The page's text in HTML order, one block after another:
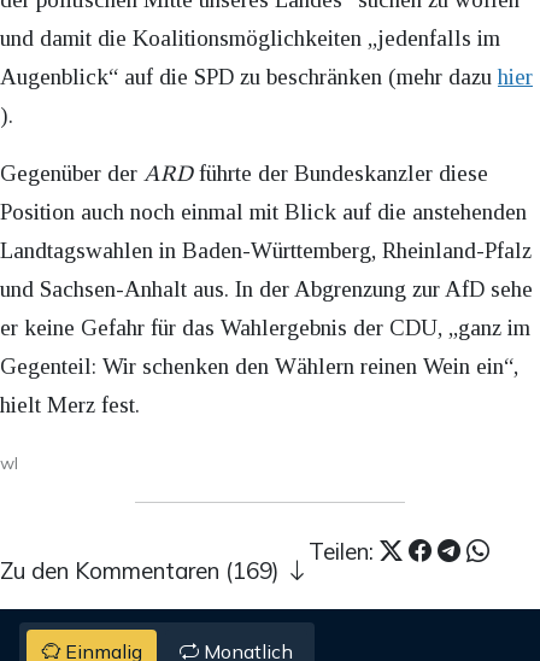
und damit die Koalitionsmöglichkeiten „jedenfalls im
Augenblick“ auf die SPD zu beschränken (mehr dazuhier
).
Gegenüber der ARDführte der Bundeskanzler diese
Position auch noch einmal mit Blick auf die anstehenden
Landtagswahlen in Baden-Württemberg, Rheinland-Pfalz
und Sachsen-Anhalt aus. In der Abgrenzung zur AfD sehe
er keine Gefahr für das Wahlergebnis der CDU, „ganz im
Gegenteil: Wir schenken den Wählern reinen Wein ein“,
hielt Merz fest.
wl
Teilen:
Zu den Kommentaren (169)
Einmalig Monatlich